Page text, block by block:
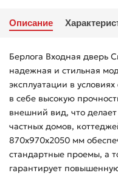
Описание
Берлога Входная дверь
надежная и стильная
эксплуатации в
в себе высокую
внешний вид, что
частных домов,
870х970х2050 мм
стандартные проемы, а
гарантирует